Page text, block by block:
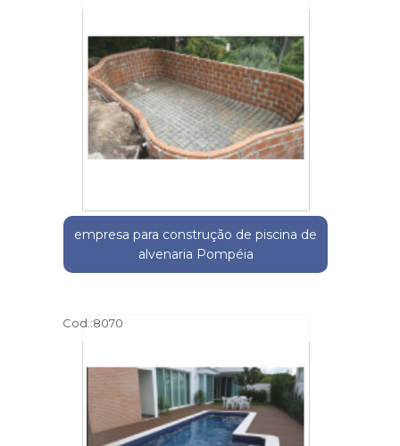
empresa para construção de piscina de
alvenaria Pompéia
Cod.:8070